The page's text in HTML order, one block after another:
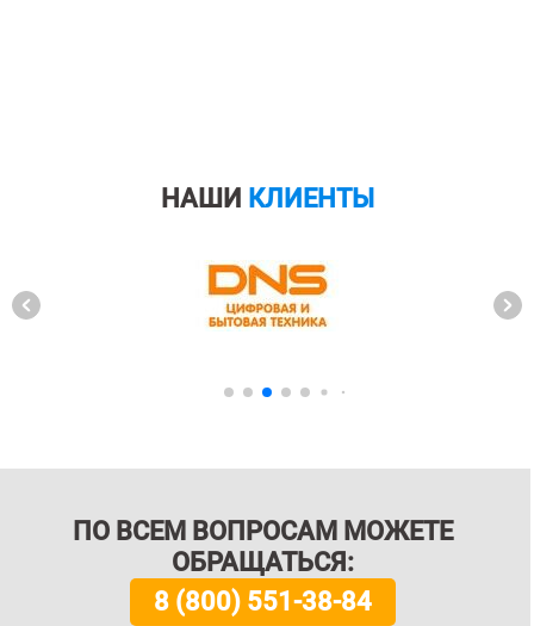
НАШИ КЛИЕНТЫ
ПО ВСЕМ ВОПРОСАМ МОЖЕТЕ
ОБРАЩАТЬСЯ:
8 (800) 551-38-84